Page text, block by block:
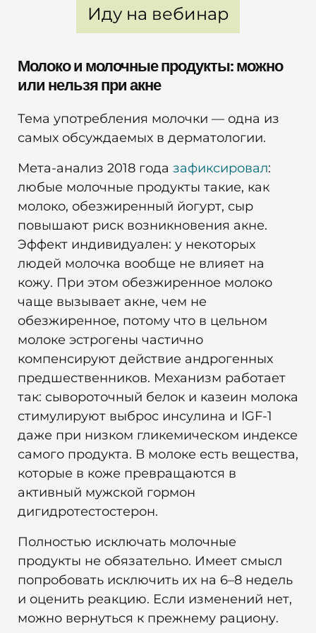
Иду на вебинар
Молоко и молочные продукты: можно
или нельзя при акне
Тема употребления молочки — одна из
самых обсуждаемых в дерматологии.
Мета-анализ 2018 года зафиксировал:
любые молочные продукты такие, как
молоко, обезжиренный йогурт, сыр
повышают риск возникновения акне.
Эффект индивидуален: у некоторых
людей молочка вообще не влияет на
кожу. При этом обезжиренное молоко
чаще вызывает акне, чем не
обезжиренное, потому что в цельном
молоке эстрогены частично
компенсируют действие андрогенных
предшественников. Механизм работает
так: сывороточный белок и казеин молока
стимулируют выброс инсулина и IGF-1
даже при низком гликемическом индексе
самого продукта. В молоке есть вещества,
которые в коже превращаются в
активный мужской гормон
дигидротестостерон.
Полностью исключать молочные
продукты не обязательно. Имеет смысл
попробовать исключить их на 6–8 недель
и оценить реакцию. Если изменений нет,
можно вернуться к прежнему рациону.